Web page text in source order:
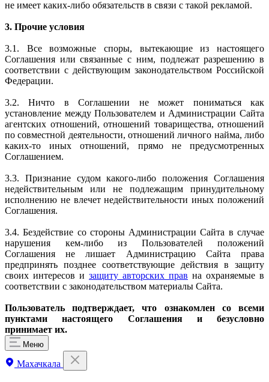
не имеет каких-либо обязательств в связи с такой рекламой.
3. Прочие условия
3.1. Все возможные споры, вытекающие из настоящего
Соглашения или связанные с ним, подлежат разрешению в
соответствии с действующим законодательством Российской
Федерации.
3.2. Ничто в Соглашении не может пониматься как
установление между Пользователем и Администрации Сайта
агентских отношений, отношений товарищества, отношений
по совместной деятельности, отношений личного найма, либо
каких-то иных отношений, прямо не предусмотренных
Соглашением.
3.3. Признание судом какого-либо положения Соглашения
недействительным или не подлежащим принудительному
исполнению не влечет недействительности иных положений
Соглашения.
3.4. Бездействие со стороны Администрации Сайта в случае
нарушения кем-либо из Пользователей положений
Соглашения не лишает Администрацию Сайта права
предпринять позднее соответствующие действия в защиту
своих интересов и защиту авторских прав на охраняемые в
соответствии с законодательством материалы Сайта.
Пользователь подтверждает, что ознакомлен со всеми
пунктами настоящего Соглашения и безусловно
принимает их.
Меню
Махачкала